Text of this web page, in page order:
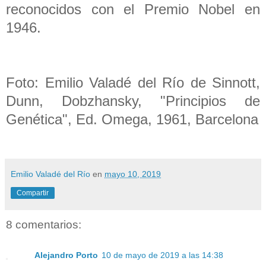
reconocidos con el Premio Nobel en
1946.
Foto: Emilio Valadé del Río de Sinnott,
Dunn, Dobzhansky, "Principios de
Genética", Ed. Omega, 1961, Barcelona
Emilio Valadé del Río en mayo 10, 2019
Compartir
8 comentarios:
Alejandro Porto 10 de mayo de 2019 a las 14:38